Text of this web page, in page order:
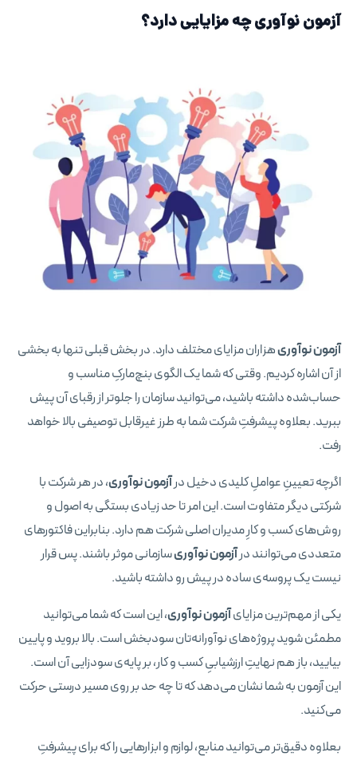
آزمون نوآوری چه مزایایی دارد؟
آزمون نوآوریهزاران مزایای مختلف دارد. در بخش قبلی تنها به بخشی
از آن اشاره کردیم. وقتی که شما یک الگوی بنچ‌مارکِ مناسب و
حساب‌شده داشته باشید، می‌توانید سازمان را جلوتر از رقبای آن پیش
ببرید. بعلاوه پیشرفتِ شرکت شما به طرز غیرقابل توصیفی بالا خواهد
رفت.
اگرچه تعیینِ عواملِ کلیدی دخیل درآزمون نوآوری، در هر شرکت با
شرکتی دیگر متفاوت است. این امر تا حد زیادی بستگی به اصول و
روش‌های کسب و کارِ مدیران اصلی شرکت هم دارد. بنابراین فاکتورهای
متعددی می‌توانند درآزمون نوآوریسازمانی موثر باشند. پس قرار
نیست یک پروسه‌ی ساده در پیش رو داشته باشید.
یکی از مهم‌ترین مزایایآزمون نوآوری، این است که شما می‌توانید
مطمئن شوید پروژه‌های نوآورانه‌تان سودبخش است. بالا بروید و پایین
بیایید، باز هم نهایتِ ارزشیابیِ کسب و کار، بر پایه‌ی سودزایی آن است.
این آزمون به شما نشان می‌دهد که تا چه حد بر روی مسیر درستی حرکت
می‌کنید.
بعلاوه دقیق‌تر می‌توانید منابع، لوازم و ابزارهایی را که برای پیشرفتِ